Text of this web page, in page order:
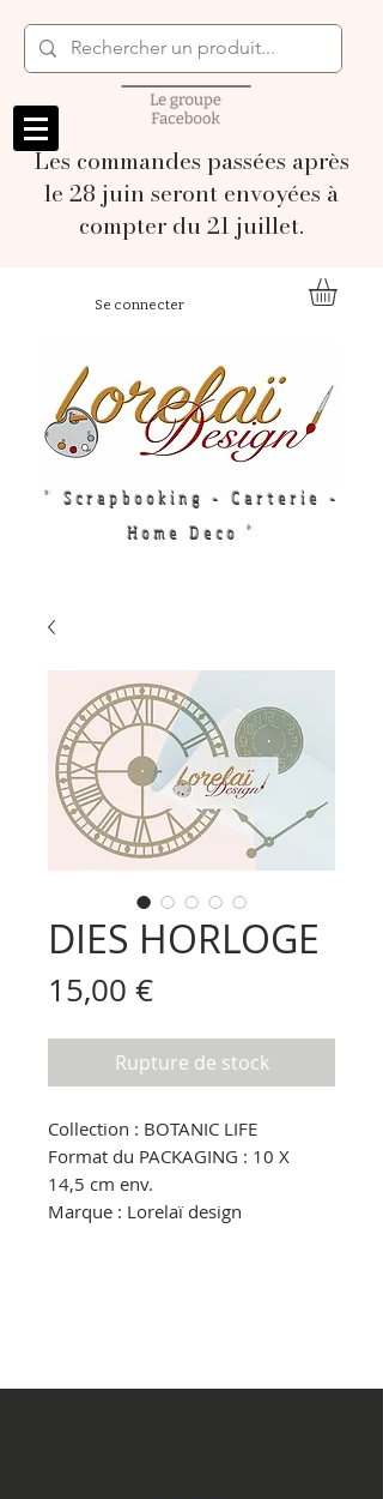
Les commandes passées après
le 28 juin seront envoyées à
compter du 21 juillet.
Se connecter
" Scrapbooking - Carterie -
Home Deco "
DIES HORLOGE
15,00 €Prix
Rupture de stock
Collection : BOTANIC LIFE
Format du PACKAGING : 10 X
14,5 cm env.
Marque : Lorelaï design